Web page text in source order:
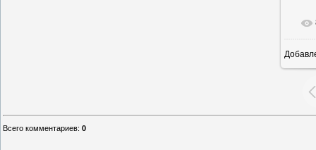
Всего комментариев: 0